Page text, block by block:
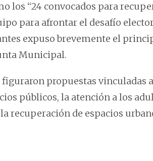
los “24 convocados para
para afrontar el desafío
expuso brevemente el
Municipal.
propuestas vinculadas
públicos, la atención a los
recuperación de espacios